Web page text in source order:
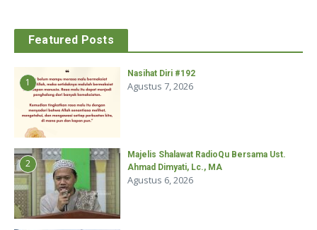
Featured Posts
1
Nasihat Diri #192
Agustus 7, 2026
2
Majelis Shalawat RadioQu Bersama Ust.
Ahmad Dimyati, Lc., MA
Agustus 6, 2026